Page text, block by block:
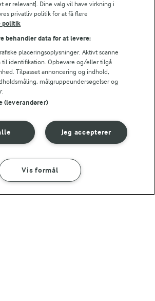
25 MIN
Tunfrikadeller
er relevant]. Dine valg vil have virkning i
privatliv politik for at få flere
politik
behandler data for at levere:
placeringsoplysninger. Aktivt scanne
til identifikation. Opbevare og/eller tilgå
Tilpasset annoncering og indhold,
målgruppeundersøgelser og
(leverandører)
Jeg accepterer
Vis formål